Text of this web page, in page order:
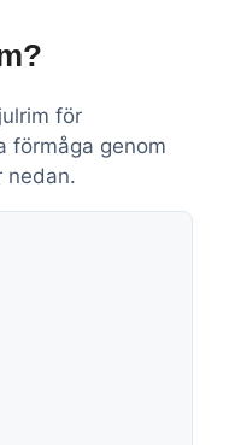
för
förmåga genom
nedan.